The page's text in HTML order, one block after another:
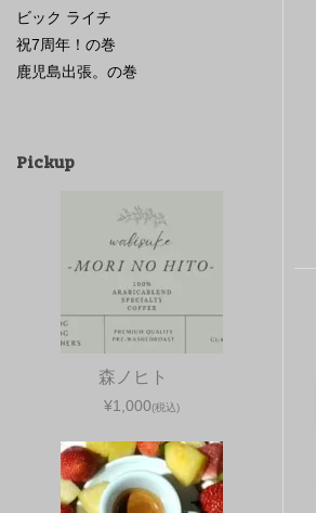
ビック ライチ
祝7周年！の巻
鹿児島出張。の巻
Pickup
森ノヒト
¥1,000(税込)